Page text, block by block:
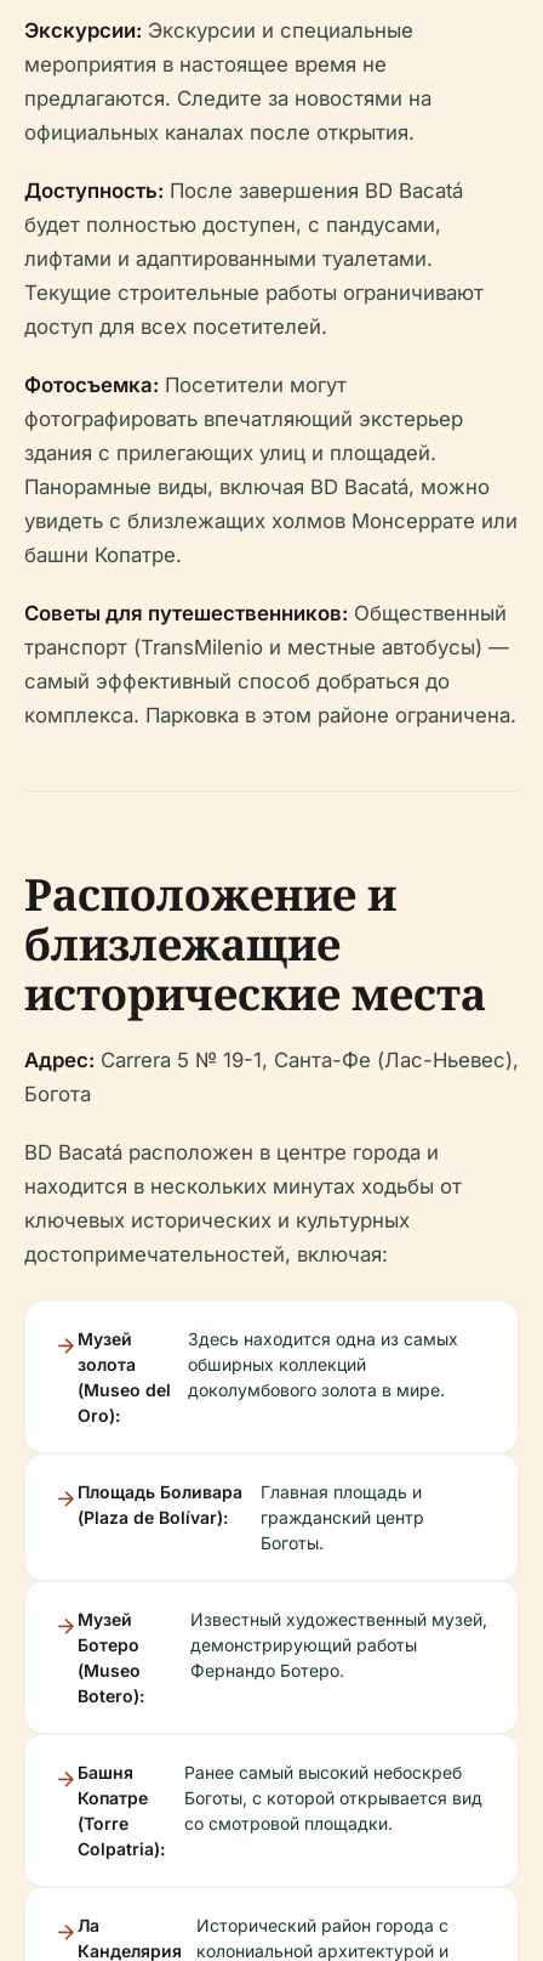
Экскурсии: Экскурсии и специальные
мероприятия в настоящее время не
предлагаются. Следите за новостями на
официальных каналах после открытия.
Доступность: После завершения BD Bacatá
будет полностью доступен, с пандусами,
лифтами и адаптированными туалетами.
Текущие строительные работы ограничивают
доступ для всех посетителей.
Фотосъемка: Посетители могут
фотографировать впечатляющий экстерьер
здания с прилегающих улиц и площадей.
Панорамные виды, включая BD Bacatá, можно
увидеть с близлежащих холмов Монсеррате или
башни Копатре.
Советы для путешественников: Общественный
транспорт (TransMilenio и местные автобусы) —
самый эффективный способ добраться до
комплекса. Парковка в этом районе ограничена.
Расположение и
близлежащие
исторические места
Адрес: Carrera 5 № 19-1, Санта-Фе (Лас-Ньевес),
Богота
BD Bacatá расположен в центре города и
находится в нескольких минутах ходьбы от
ключевых исторических и культурных
достопримечательностей, включая:
Музей
золота
(Museo del
Oro):
Здесь находится одна из самых
обширных коллекций
доколумбового золота в мире.
Площадь Боливара
(Plaza de Bolívar):
Главная площадь и
гражданский центр
Боготы.
Музей
Ботеро
(Museo
Botero):
Известный художественный музей,
демонстрирующий работы
Фернандо Ботеро.
Башня
Копатре
(Torre
Colpatria):
Ранее самый высокий небоскреб
Боготы, с которой открывается вид
со смотровой площадки.
Ла
Канделярия
Исторический район города с
колониальной архитектурой и